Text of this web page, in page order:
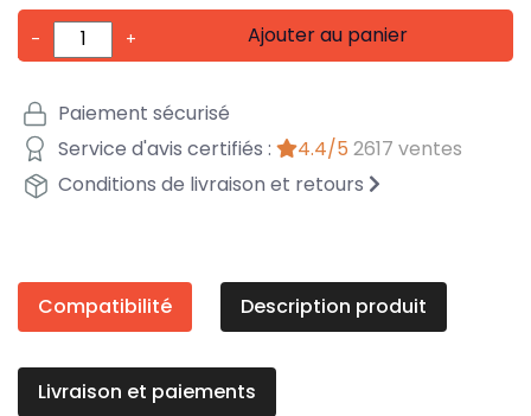
- + Ajouter au panier
Paiement sécurisé
Service d'avis certifiés :
4.4/5 2617 ventes
Conditions de livraison et retours
Compatibilité Description produit
Livraison et paiements